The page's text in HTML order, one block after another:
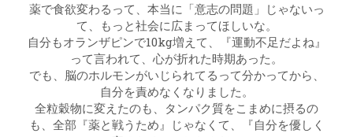
薬で食欲変わるって、本当に「意志の問題」じゃないっ
て、もっと社会に広まってほしいな。
自分もオランザピンで10kg増えて、『運動不足だよね』
って言われて、心が折れた時期あった。
でも、脳のホルモンがいじられてるって分かってから、
自分を責めなくなりました。
全粒穀物に変えたのも、タンパク質をこまめに摂るの
も、全部『薬と戦うため』じゃなくて、『自分を優しく